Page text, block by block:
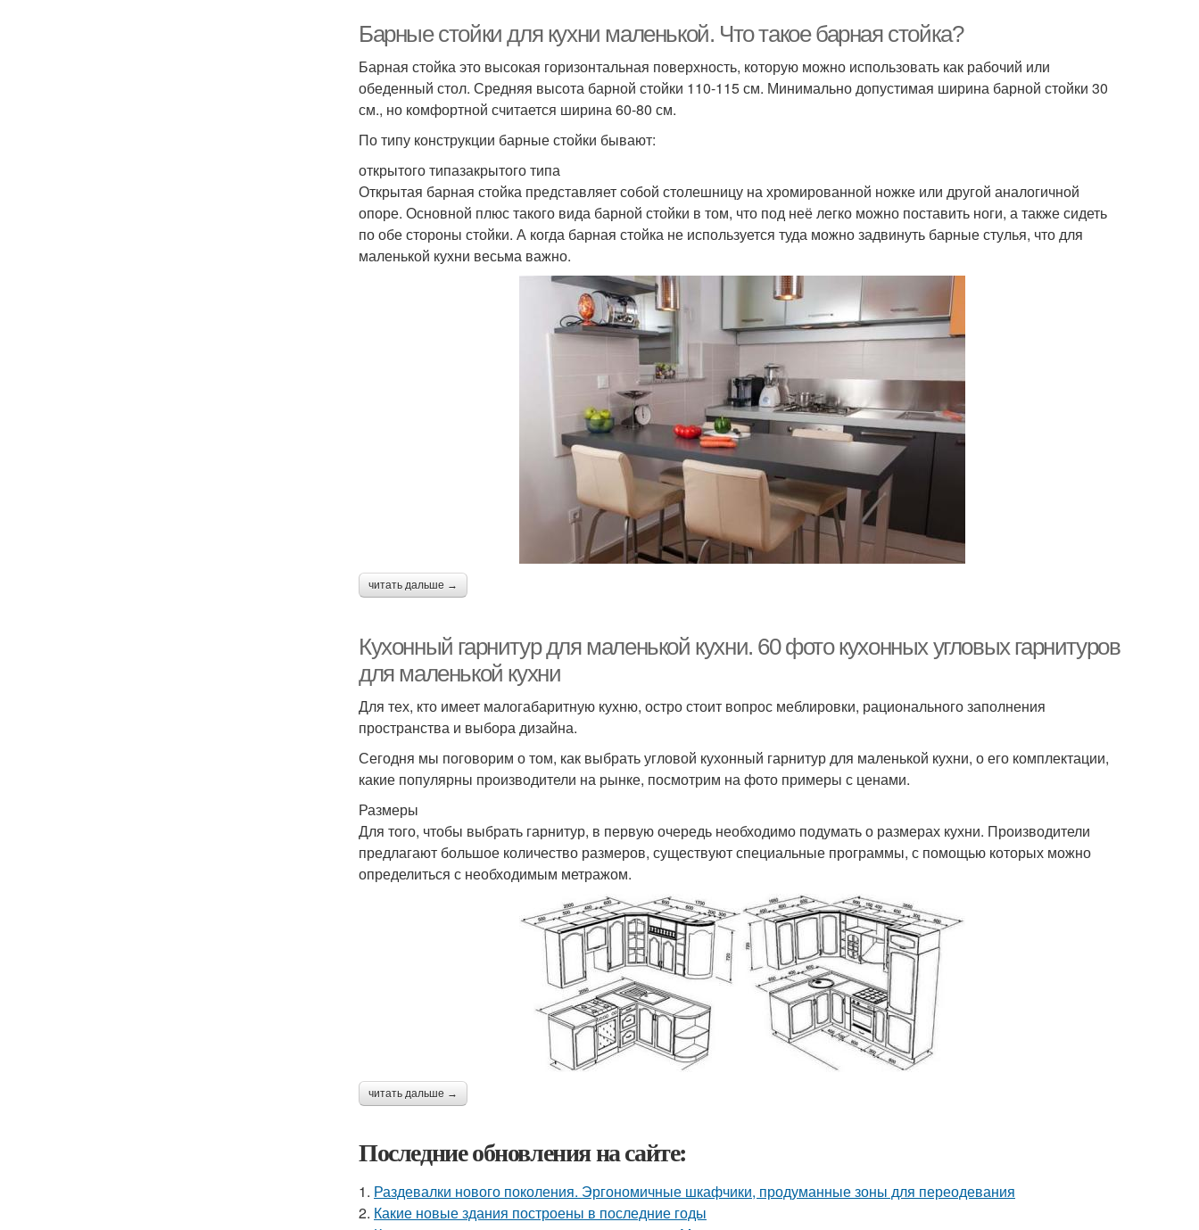
Барные стойки для кухни маленькой. Что такое барная стойка?
Барная стойка это высокая горизонтальная поверхность, которую можно использовать как рабочий или
обеденный стол. Средняя высота барной стойки 110-115 см. Минимально допустимая ширина барной стойки 30
см., но комфортной считается ширина 60-80 см.
По типу конструкции барные стойки бывают:
открытого типазакрытого типа
Открытая барная стойка представляет собой столешницу на хромированной ножке или другой аналогичной
опоре. Основной плюс такого вида барной стойки в том, что под неё легко можно поставить ноги, а также сидеть
по обе стороны стойки. А когда барная стойка не используется туда можно задвинуть барные стулья, что для
маленькой кухни весьма важно.
читать дальше →
Кухонный гарнитур для маленькой кухни. 60 фото кухонных угловых гарнитуров
для маленькой кухни
Для тех, кто имеет малогабаритную кухню, остро стоит вопрос меблировки, рационального заполнения
пространства и выбора дизайна.
Сегодня мы поговорим о том, как выбрать угловой кухонный гарнитур для маленькой кухни, о его комплектации,
какие популярны производители на рынке, посмотрим на фото примеры с ценами.
Размеры
Для того, чтобы выбрать гарнитур, в первую очередь необходимо подумать о размерах кухни. Производители
предлагают большое количество размеров, существуют специальные программы, с помощью которых можно
определиться с необходимым метражом.
читать дальше →
Последние обновления на сайте:
1. Раздевалки нового поколения. Эргономичные шкафчики, продуманные зоны для переодевания
2. Какие новые здания построены в последние годы